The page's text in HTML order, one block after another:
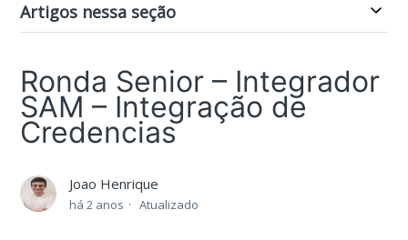
Artigos nessa seção
Ronda Senior – Integrador
SAM – Integração de
Credencias
Joao Henrique
há 2 anos Atualizado